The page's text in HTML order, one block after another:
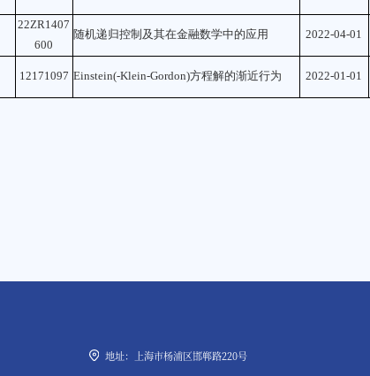
22ZR1407
600
随机递归控制及其在金融数学中的应用 2022-04-01
12171097 Einstein(-Klein-Gordon)方程解的渐近行为 2022-01-01
地址：上海市杨浦区邯郸路220号